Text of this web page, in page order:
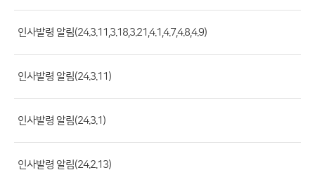
파
일,
회
수)
인사발령 알림(24.3.11,3.18,3.21,4.1,4.7,4.8,4.9)
인사발령 알림(24.3.11)
인사발령 알림(24.3.1)
인사발령 알림(24.2.13)